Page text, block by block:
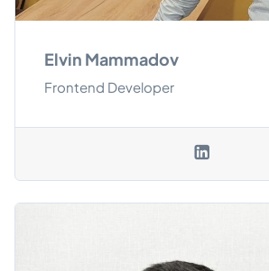
Elvin Mammadov
Frontend Developer